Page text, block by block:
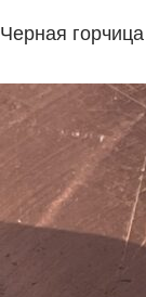
Черная горчица